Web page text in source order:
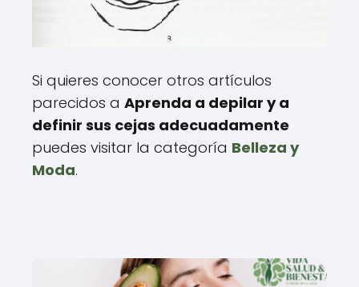
Si quieres conocer otros artículos
parecidos a Aprenda a depilar y a
definir sus cejas adecuadamente
puedes visitar la categoría Belleza y
Moda.